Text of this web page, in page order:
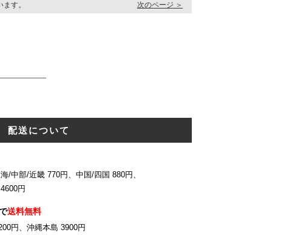
す。 次のページ ＞
配送について
/中部/近畿 770円、中国/四国 880円、
円
送料無料
円、沖縄本島 3900円